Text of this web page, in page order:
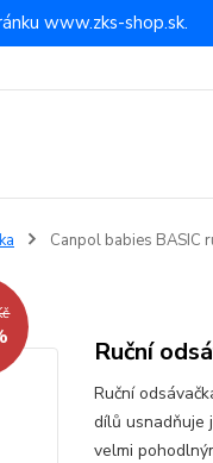
www.zks-shop.sk.
Canpol babies BASIC
Ruční
Ruční
dílů usnadňuje
velmi